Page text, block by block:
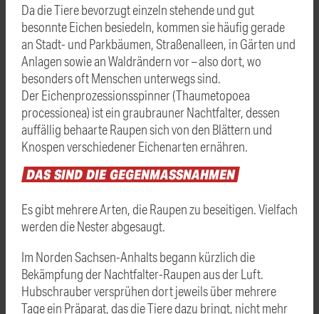
Da die Tiere bevorzugt einzeln stehende und gut
besonnte Eichen besiedeln, kommen sie häufig gerade
an Stadt- und Parkbäumen, Straßenalleen, in Gärten und
Anlagen sowie an Waldrändern vor – also dort, wo
besonders oft Menschen unterwegs sind.
DerEichenprozessionsspinner(Thaumetopoea
processionea) ist ein graubrauner Nachtfalter, dessen
auffällig behaarte Raupen sich von den Blättern und
Knospen verschiedener Eichenarten ernähren.
DASSIND DIEGEGENMASSNAHMEN
Es gibt mehrere Arten, die Raupen zu beseitigen. Vielfach
werden die Nester abgesaugt.
Im Norden Sachsen-Anhalts begann kürzlich die
Bekämpfung der Nachtfalter-Raupen aus der Luft.
Hubschrauber versprühen dort jeweils über mehrere
Tage ein Präparat, das die Tiere dazu bringt, nicht mehr